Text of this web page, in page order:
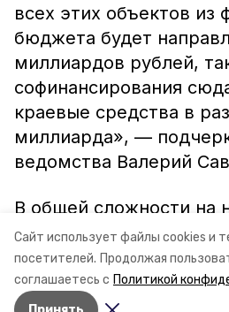
Сайт использует файлы cookies и
посетителей. Продолжая
соглашаетесь с Политикой
всех этих объектов из
бюджета будет
миллиардов рублей,
софинансирования
краевые средства в
миллиарда», —
ведомства Валерий
В общей сложности на
2020 году на
миллиардов рублей.